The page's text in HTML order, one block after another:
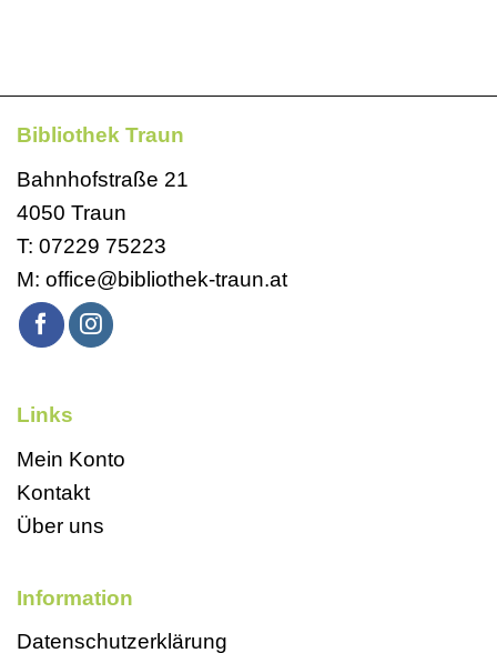
Bibliothek Traun
Bahnhofstraße 21
4050 Traun
T: 07229 75223
M: office@bibliothek-traun.at
Links
Mein Konto
Kontakt
Über uns
Information
Datenschutzerklärung